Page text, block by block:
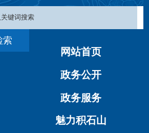
网站首页
政务公开
政务服务
魅力积石山